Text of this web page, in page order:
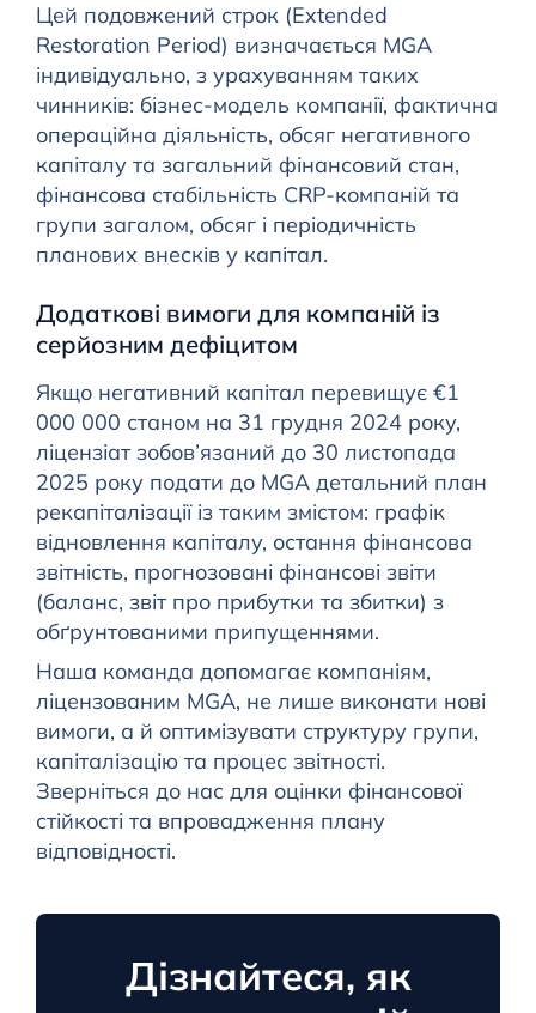
Цей подовжений строк (Extended
Restoration Period) визначається MGA
індивідуально, з урахуванням таких
чинників: бізнес-модель компанії, фактична
операційна діяльність, обсяг негативного
капіталу та загальний фінансовий стан,
фінансова стабільність CRP-компаній та
групи загалом, обсяг і періодичність
планових внесків у капітал.
Додаткові вимоги для компаній із
серйозним дефіцитом
Якщо негативний капітал перевищує €1
000 000 станом на 31 грудня 2024 року,
ліцензіат зобов’язаний до 30 листопада
2025 року подати до MGA детальний план
рекапіталізації із таким змістом: графік
відновлення капіталу, остання фінансова
звітність, прогнозовані фінансові звіти
(баланс, звіт про прибутки та збитки) з
обґрунтованими припущеннями.
Наша команда допомагає компаніям,
ліцензованим MGA, не лише виконати нові
вимоги, а й оптимізувати структуру групи,
капіталізацію та процес звітності.
Зверніться до нас для оцінки фінансової
стійкості та впровадження плану
відповідності.
Дізнайтеся, як